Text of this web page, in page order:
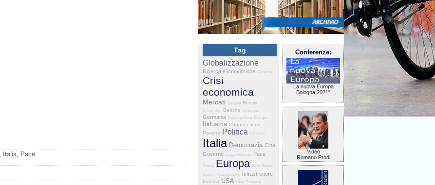
Italia Pace
Tag
Globalizzazione
Ricerca e innovazione Giustizia
Crisi
economica
Mercati Bologna Russia
Criminalità Banche Istruzione
Germania Fede e politica Energia
Industria Cooperazione
Povertà
Politica L'Unione
Italia Democrazia Cina
Governo
Legge elettorale Pace
Grecia Europa Siria Salute
Giovani
Peacekeeping Infrastrutture
Francia USA Libia Primarie
Conferenze:
La nuova Europa
Bologna 2021"
Video
Romano Prodi